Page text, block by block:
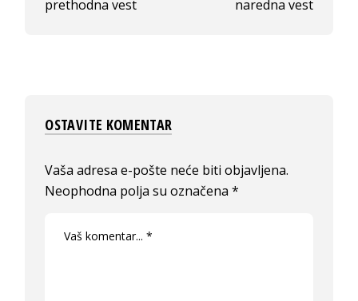
prethodna vest
naredna vest
OSTAVITE KOMENTAR
Vaša adresa e-pošte neće biti objavljena.
Neophodna polja su označena*